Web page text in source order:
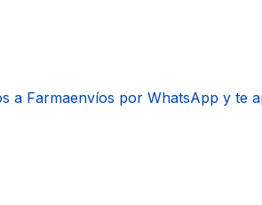
a Farmaenvíos por WhatsApp y te